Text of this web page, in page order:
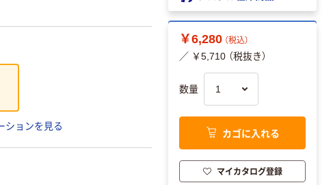
ションを見る
￥6,280 （税込）
／ ￥5,710 （税抜き）
数量
カゴに入れる
マイカタログ登録